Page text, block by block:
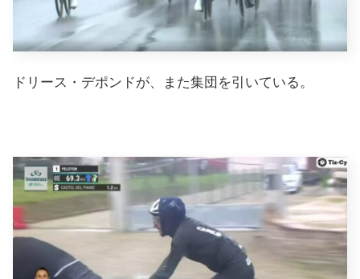
ドリース・デポンドが、また集団を引いている。